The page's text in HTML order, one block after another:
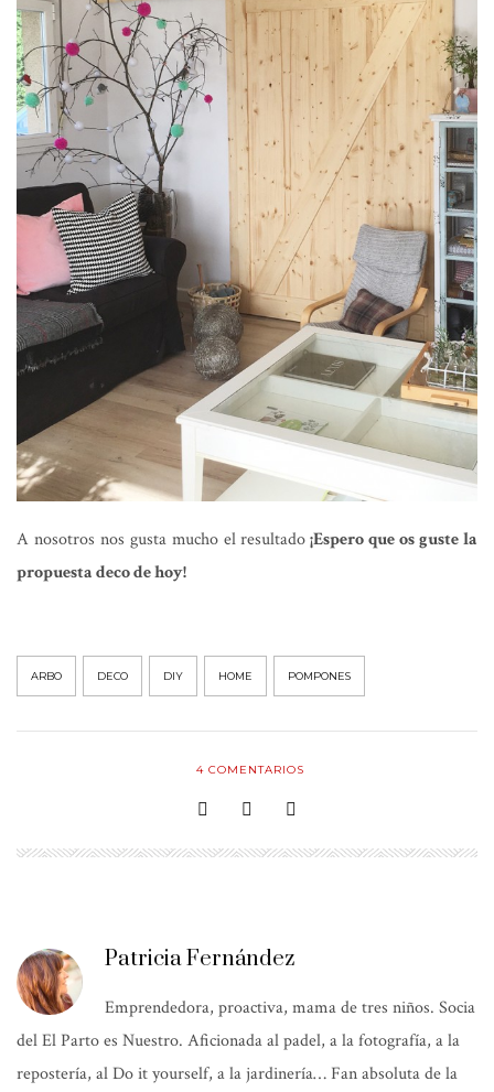
A nosotros nos gusta mucho el resultado¡Espero que os guste la
propuesta deco de hoy!
ARBO DECO DIY HOME POMPONES
4COMENTARIOS
Patricia Fernández
Emprendedora, proactiva, mama de tres niños. Socia
del El Parto es Nuestro. Aficionada al padel, a la fotografía, a la
repostería, al Do it yourself, a la jardinería… Fan absoluta de la